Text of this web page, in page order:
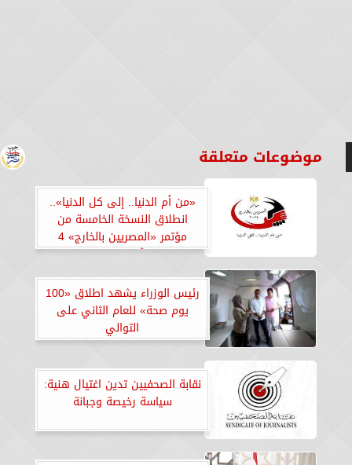
موضوعات متعلقة
«من أم الدنيا.. إلى كل الدنيا»..
انطلاق النسخة الخامسة من
مؤتمر «المصريين بالخارج» 4
أغسطس
رئيس الوزراء يشهد اطلاق «100
يوم صحة» للعام الثاني على
التوالي
نقابة الصحفيين تدين اغتيال هنية:
سياسة رخيصة وجبانة